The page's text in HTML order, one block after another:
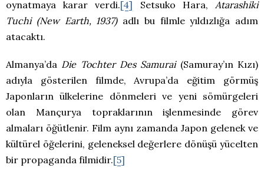
oynatmaya karar verdi.[4] Setsuko Hara,Atarashiki
Tuchi (New Earth, 1937)adlı bu filmle yıldızlığa adım
atacaktı.
Almanya’da Die Tochter Des Samurai(Samuray’ın Kızı)
adıyla gösterilen filmde, Avrupa’da eğitim görmüş
Japonların ülkelerine dönmeleri ve yeni sömürgeleri
olan Mançurya topraklarının işlenmesinde görev
almaları öğütlenir. Film aynı zamanda Japon gelenek ve
kültürel öğelerini, geleneksel değerlere dönüşü yücelten
bir propaganda filmidir.[5]